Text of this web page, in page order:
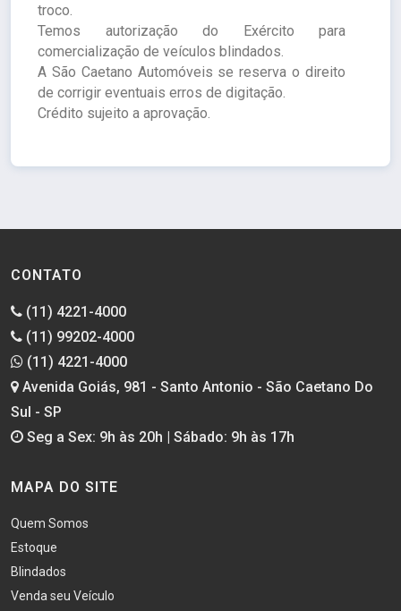
troco.
Temos autorização do Exército para
comercialização de veículos blindados.
A São Caetano Automóveis se reserva o direito
de corrigir eventuais erros de digitação.
Crédito sujeito a aprovação.
CONTATO
(11) 4221-4000
(11) 99202-4000
(11) 4221-4000
Avenida Goiás, 981 - Santo Antonio - São Caetano Do
Sul - SP
Seg a Sex: 9h às 20h | Sábado: 9h às 17h
MAPA DO SITE
Quem Somos
Estoque
Blindados
Venda seu Veículo